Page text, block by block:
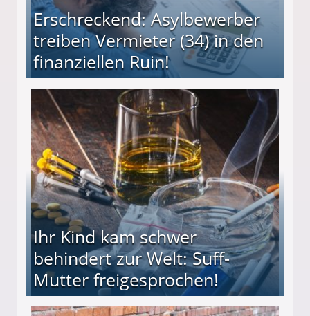
Erschreckend: Asylbewerber
treiben Vermieter (34) in den
finanziellen Ruin!
(34) in den finanziellen Ruin!
Ihr Kind kam schwer
behindert zur Welt: Suff-
Mutter freigesprochen!